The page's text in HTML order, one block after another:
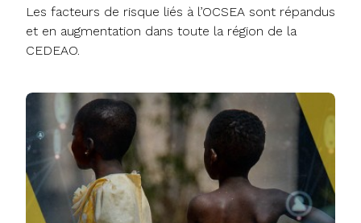
Les facteurs de risque liés à l’OCSEA sont répandus
et en augmentation dans toute la région de la
CEDEAO.